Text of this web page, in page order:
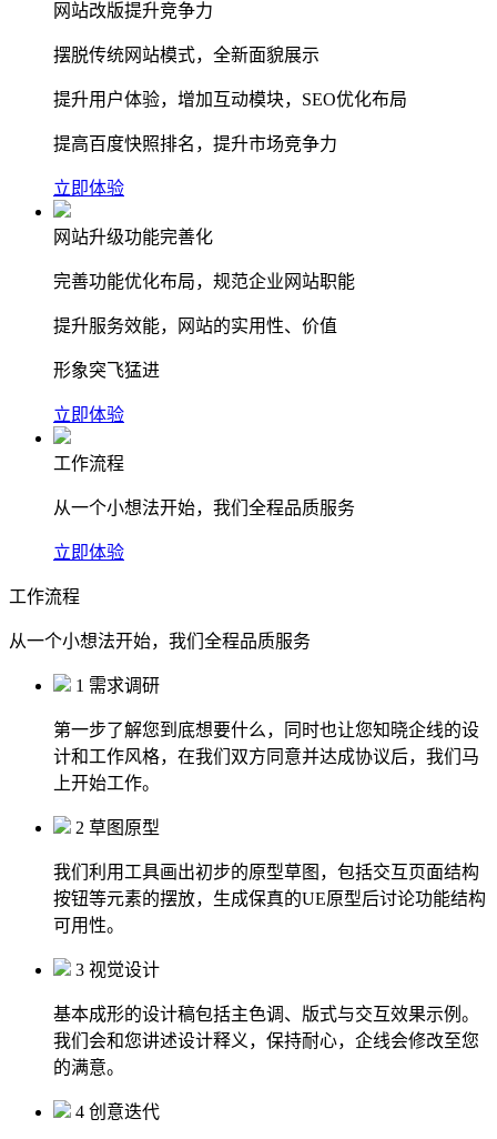
网站改版提升竞争力
摆脱传统网站模式，全新面貌展示
提升用户体验，增加互动模块，SEO优化布局
提高百度快照排名，提升市场竞争力
立即体验
网站升级功能完善化
完善功能优化布局，规范企业网站职能
提升服务效能，网站的实用性、价值
形象突飞猛进
立即体验
工作流程
从一个小想法开始，我们全程品质服务
立即体验
工作流程
从一个小想法开始，我们全程品质服务
1 需求调研
第一步了解您到底想要什么，同时也让您知晓企线的设
计和工作风格，在我们双方同意并达成协议后，我们马
上开始工作。
2 草图原型
我们利用工具画出初步的原型草图，包括交互页面结构
按钮等元素的摆放，生成保真的UE原型后讨论功能结构
可用性。
3 视觉设计
基本成形的设计稿包括主色调、版式与交互效果示例。
我们会和您讲述设计释义，保持耐心，企线会修改至您
的满意。
4 创意迭代